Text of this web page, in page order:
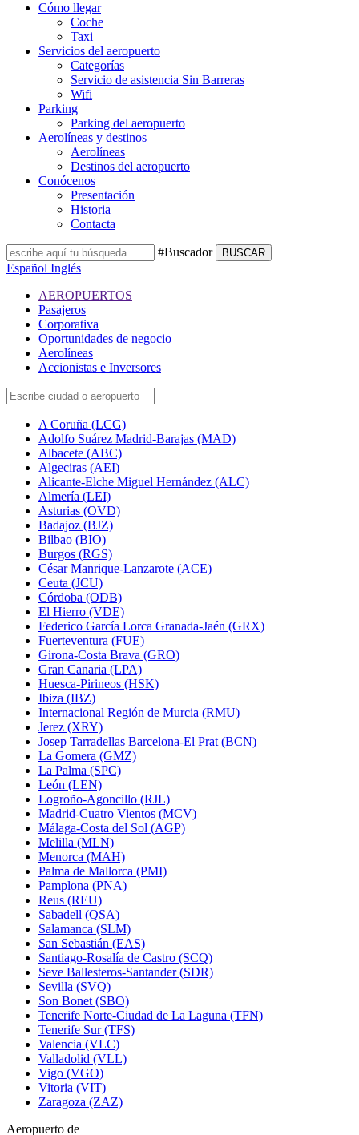
Cómo llegar
Coche
Taxi
Servicios del aeropuerto
Categorías
Servicio de asistencia Sin Barreras
Wifi
Parking
Parking del aeropuerto
Aerolíneas y destinos
Aerolíneas
Destinos del aeropuerto
Conócenos
Presentación
Historia
Contacta
#Buscador BUSCAR
Español Inglés
AEROPUERTOS
Pasajeros
Corporativa
Oportunidades de negocio
Aerolíneas
Accionistas e Inversores
A Coruña (LCG)
Adolfo Suárez Madrid-Barajas (MAD)
Albacete (ABC)
Algeciras (AEI)
Alicante-Elche Miguel Hernández (ALC)
Almería (LEI)
Asturias (OVD)
Badajoz (BJZ)
Bilbao (BIO)
Burgos (RGS)
César Manrique-Lanzarote (ACE)
Ceuta (JCU)
Córdoba (ODB)
El Hierro (VDE)
Federico García Lorca Granada-Jaén (GRX)
Fuerteventura (FUE)
Girona-Costa Brava (GRO)
Gran Canaria (LPA)
Huesca-Pirineos (HSK)
Ibiza (IBZ)
Internacional Región de Murcia (RMU)
Jerez (XRY)
Josep Tarradellas Barcelona-El Prat (BCN)
La Gomera (GMZ)
La Palma (SPC)
León (LEN)
Logroño-Agoncillo (RJL)
Madrid-Cuatro Vientos (MCV)
Málaga-Costa del Sol (AGP)
Melilla (MLN)
Menorca (MAH)
Palma de Mallorca (PMI)
Pamplona (PNA)
Reus (REU)
Sabadell (QSA)
Salamanca (SLM)
San Sebastián (EAS)
Santiago-Rosalía de Castro (SCQ)
Seve Ballesteros-Santander (SDR)
Sevilla (SVQ)
Son Bonet (SBO)
Tenerife Norte-Ciudad de La Laguna (TFN)
Tenerife Sur (TFS)
Valencia (VLC)
Valladolid (VLL)
Vigo (VGO)
Vitoria (VIT)
Zaragoza (ZAZ)
Aeropuerto de